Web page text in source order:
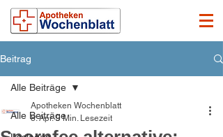
Beitrag
Alle Beiträge
Alle Beiträge
Apotheken Wochenblatt
8. Apr. 9 Min. Lesezeit